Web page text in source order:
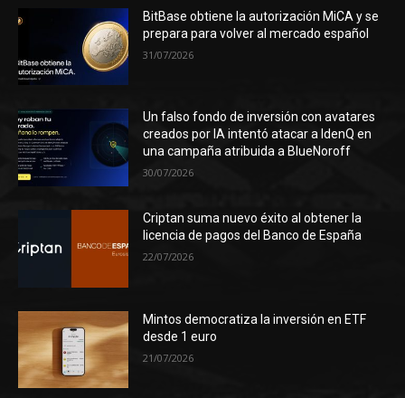
BitBase obtiene la autorización MiCA y se
prepara para volver al mercado español
31/07/2026
Un falso fondo de inversión con avatares
creados por IA intentó atacar a IdenQ en
una campaña atribuida a BlueNoroff
30/07/2026
Criptan suma nuevo éxito al obtener la
licencia de pagos del Banco de España
22/07/2026
Mintos democratiza la inversión en ETF
desde 1 euro
21/07/2026